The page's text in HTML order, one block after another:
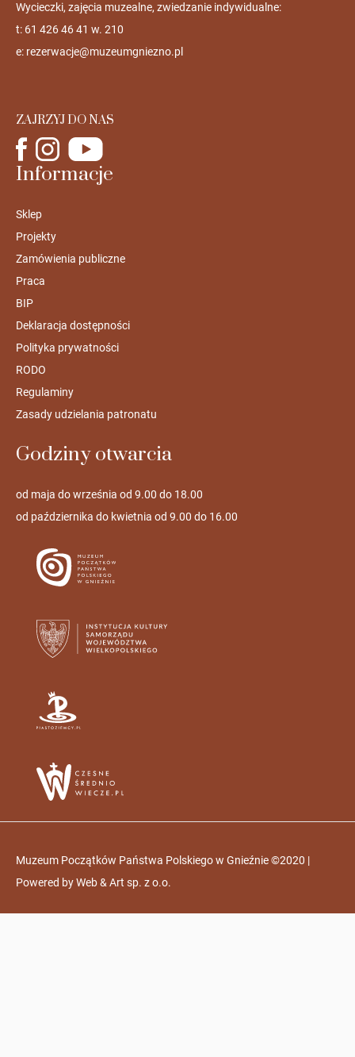
Wycieczki, zajęcia muzealne, zwiedzanie indywidualne:
t: 61 426 46 41 w. 210
e: rezerwacje@muzeumgniezno.pl
ZAJRZYJ DO NAS
Informacje
Sklep
Projekty
Zamówienia publiczne
Praca
BIP
Deklaracja dostępności
Polityka prywatności
RODO
Regulaminy
Zasady udzielania patronatu
Godziny otwarcia
od maja do września od 9.00 do 18.00
od października do kwietnia od 9.00 do 16.00
Muzeum Początków Państwa Polskiego w Gnieźnie ©2020 |
Powered byWeb & Art sp. z o.o.